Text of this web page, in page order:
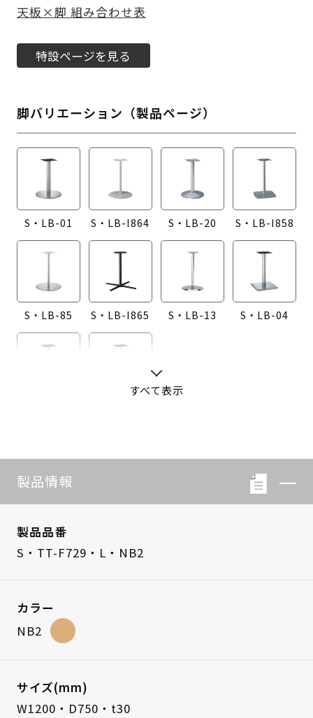
天板×脚 組み合わせ表
特設ページを見る
脚バリエーション（製品ページ）
S・LB-01 S・LB-I864 S・LB-20 S・LB-I858
S・LB-85 S・LB-I865 S・LB-13 S・LB-04
すべて表示
製品情報
製品品番
S・TT-F729・L・NB2
カラー
NB2
サイズ(mm)
W1200・D750・t30